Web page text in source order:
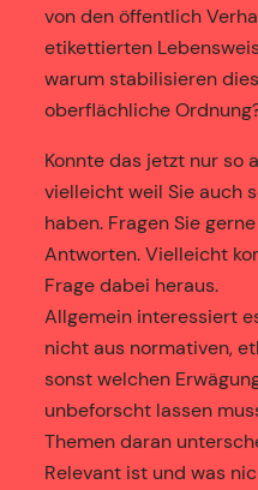
von den öffentlich
etikettierten
warum stabilisieren
oberflächliche
Konnte das jetzt nur so
vielleicht weil Sie auch
haben. Fragen Sie
Antworten. Vielleicht
Frage dabei heraus.
Allgemein interessiert
nicht aus normativen,
sonst welchen
unbeforscht lassen
Themen daran
Relevant ist und was